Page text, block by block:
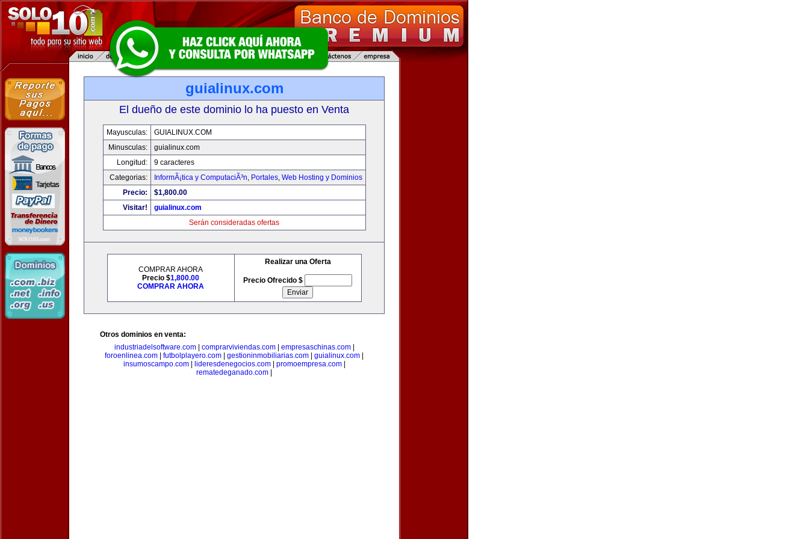
guialinux.com
El dueño de este dominio lo ha puesto en Venta
Mayusculas:
GUIALINUX.COM
Minusculas:
guialinux.com
Longitud:
9 caracteres
Categorias:
InformÃ¡tica y ComputaciÃ³n, Portales, Web Hosting y Dominios
Precio:
$1,800.00
Visitar!
guialinux.com
Serán consideradas ofertas
COMPRAR AHORA
Precio $1,800.00
COMPRAR AHORA
Realizar una Oferta
Precio Ofrecido $
Otros dominios en venta:
industriadelsoftware.com| comprarviviendas.com| empresaschinas.com|
foroenlinea.com
futbolplayero.com gestioninmobiliarias.com guialinux.com
insumoscampo.com| lideresdenegocios.com| promoempresa.com|
rematedeganado.com